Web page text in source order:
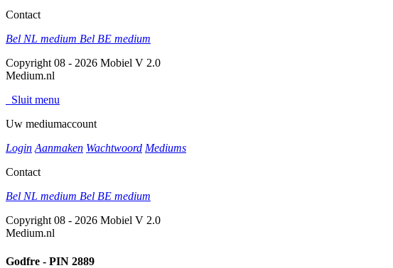
Contact
Bel NL medium Bel BE medium
Copyright 08 - 2026 Mobiel V 2.0
Medium.nl
Sluit menu
Uw mediumaccount
Login Aanmaken Wachtwoord Mediums
Contact
Bel NL medium Bel BE medium
Copyright 08 - 2026 Mobiel V 2.0
Medium.nl
Godfre - PIN 2889